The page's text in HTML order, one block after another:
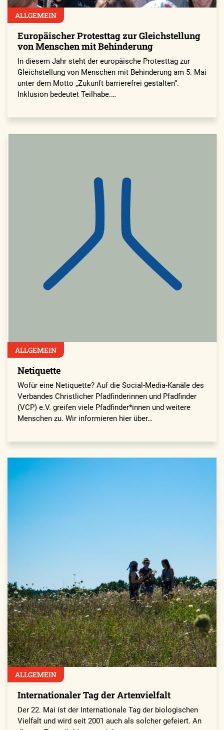
ALLGEMEIN
Europäischer Protesttag zur Gleichstellung
von Menschen mit Behinderung
In diesem Jahr steht der europäische Protesttag zur
Gleichstellung von Menschen mit Behinderung am 5. Mai
unter dem Motto „Zukunft barrierefrei gestalten“.
Inklusion bedeutet Teilhabe.…
ALLGEMEIN
Netiquette
Wofür eine Netiquette? Auf die Social-Media-Kanäle des
Verbandes Christlicher Pfadfinderinnen und Pfadfinder
(VCP) e.V. greifen viele Pfadfinder*innen und weitere
Menschen zu. Wir informieren hier über…
ALLGEMEIN
Internationaler Tag der Artenvielfalt
Der 22. Mai ist der Internationale Tag der biologischen
Vielfalt und wird seit 2001 auch als solcher gefeiert. An